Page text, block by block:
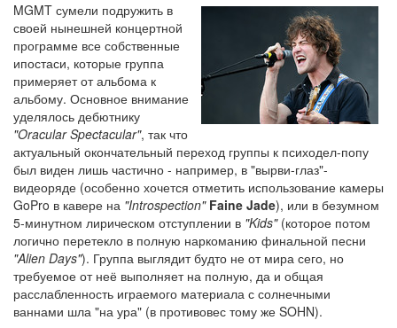
MGMT сумели подружить в
своей нынешней концертной
программе все собственные
ипостаси, которые группа
примеряет от альбома к
альбому. Основное внимание
уделялось дебютнику
"Oracular Spectacular", так что
актуальный окончательный переход группы к психодел-попу
был виден лишь частично - например, в "вырви-глаз"-
видеоряде (особенно хочется отметить использование камеры
GoPro в кавере на "Introspection" Faine Jade), или в безумном
5-минутном лирическом отступлении в "Kids"(которое потом
логично перетекло в полную наркоманию финальной песни
"Alien Days"). Группа выглядит будто не от мира сего, но
требуемое от неё выполняет на полную, да и общая
расслабленность играемого материала с солнечными
ваннами шла "на ура" (в противовес тому же SOHN).